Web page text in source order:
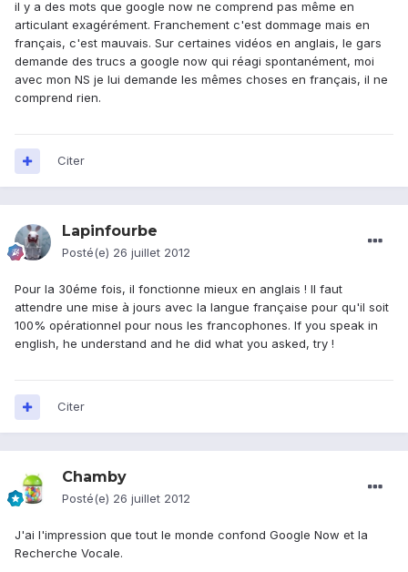
il y a des mots que google now ne comprend pas même en
articulant exagérément. Franchement c'est dommage mais en
français, c'est mauvais. Sur certaines vidéos en anglais, le gars
demande des trucs a google now qui réagi spontanément, moi
avec mon NS je lui demande les mêmes choses en français, il ne
comprend rien.
Citer
Lapinfourbe
Posté(e) 26 juillet 2012
Pour la 30éme fois, il fonctionne mieux en anglais ! Il faut
attendre une mise à jours avec la langue française pour qu'il soit
100% opérationnel pour nous les francophones. If you speak in
english, he understand and he did what you asked, try !
Citer
Chamby
Posté(e) 26 juillet 2012
J'ai l'impression que tout le monde confond Google Now et la
Recherche Vocale.